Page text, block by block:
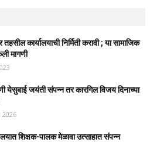
कार्यालयाची निर्मिती करावी ; या सामाजिक
मागणी
येसुबाई जयंती संपन्न तर कारगिल विजय दिनाच्या
2026
शिक्षक-पालक मेळावा उत्साहात संपन्न